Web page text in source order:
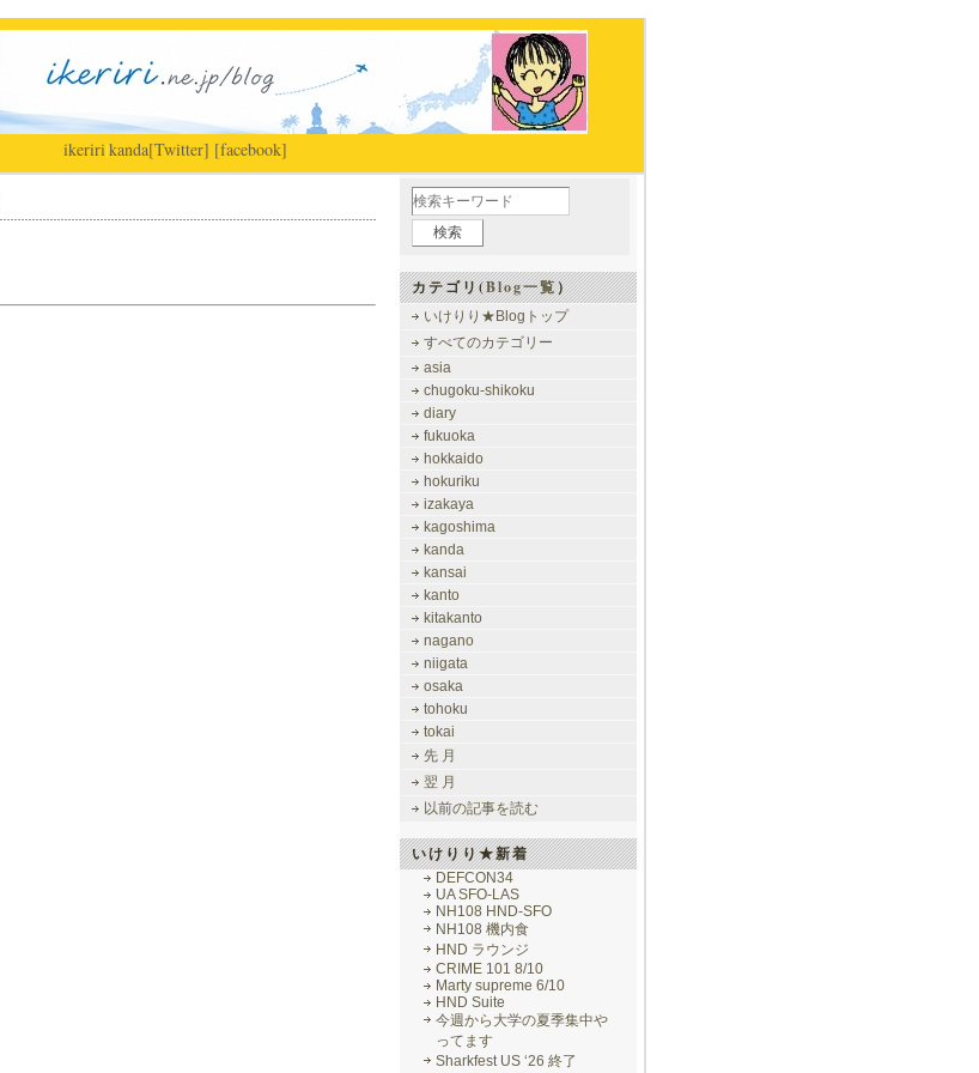
ikeriri|kanda[Twitter] [facebook]
カテゴリ(Blog一覧）
いけりり★Blogトップ
すべてのカテゴリー
asia
chugoku-shikoku
diary
fukuoka
hokkaido
hokuriku
izakaya
kagoshima
kanda
kansai
kanto
kitakanto
nagano
niigata
osaka
tohoku
tokai
先 月
翌 月
以前の記事を読む
いけりり★新着
DEFCON34
UA SFO-LAS
NH108 HND-SFO
NH108 機内食
HND ラウンジ
CRIME 101 8/10
Marty supreme 6/10
HND Suite
今週から大学の夏季集中や
ってます
Sharkfest US ‘26 終了